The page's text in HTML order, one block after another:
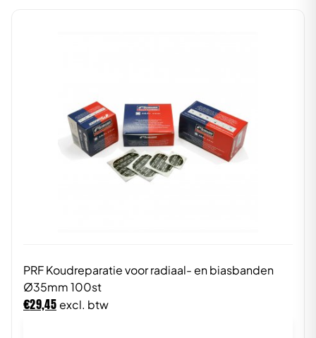
PRF Koudreparatie voor radiaal- en biasbanden
Ø35mm 100st
€29,45 excl. btw